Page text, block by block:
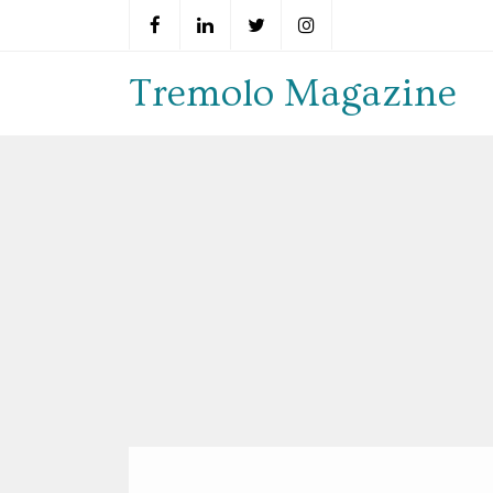
Tremolo Magazine